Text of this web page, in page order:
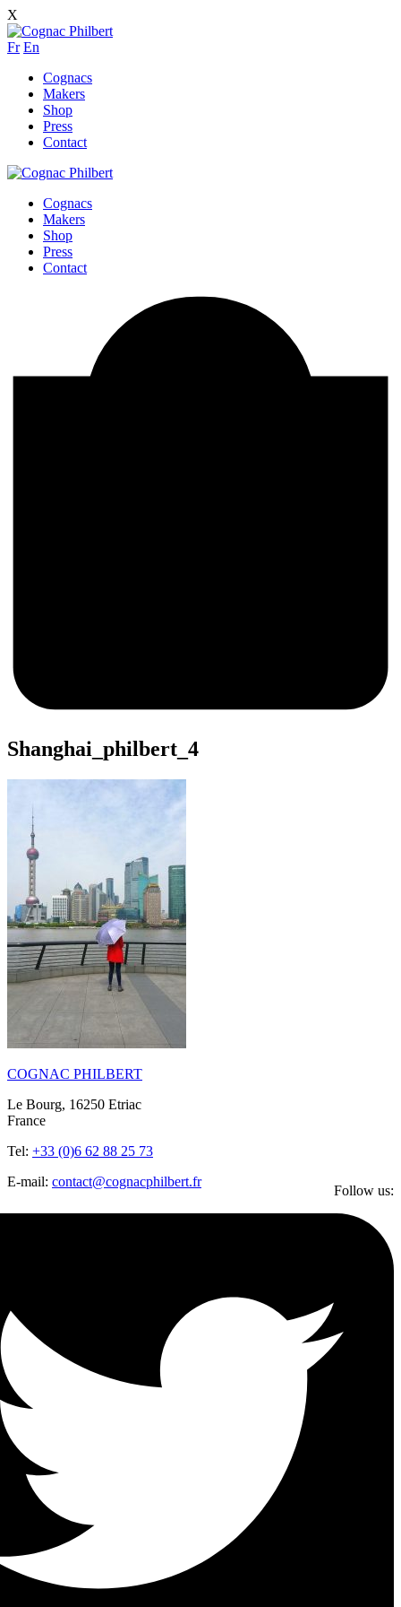
X
Fr En
Cognacs
Makers
Shop
Press
Contact
Cognacs
Makers
Shop
Press
Contact
Shanghai_philbert_4
COGNAC PHILBERT
Le Bourg, 16250 Etriac
France
Tel: +33 (0)6 62 88 25 73
E-mail: contact@cognacphilbert.fr
Follow us: